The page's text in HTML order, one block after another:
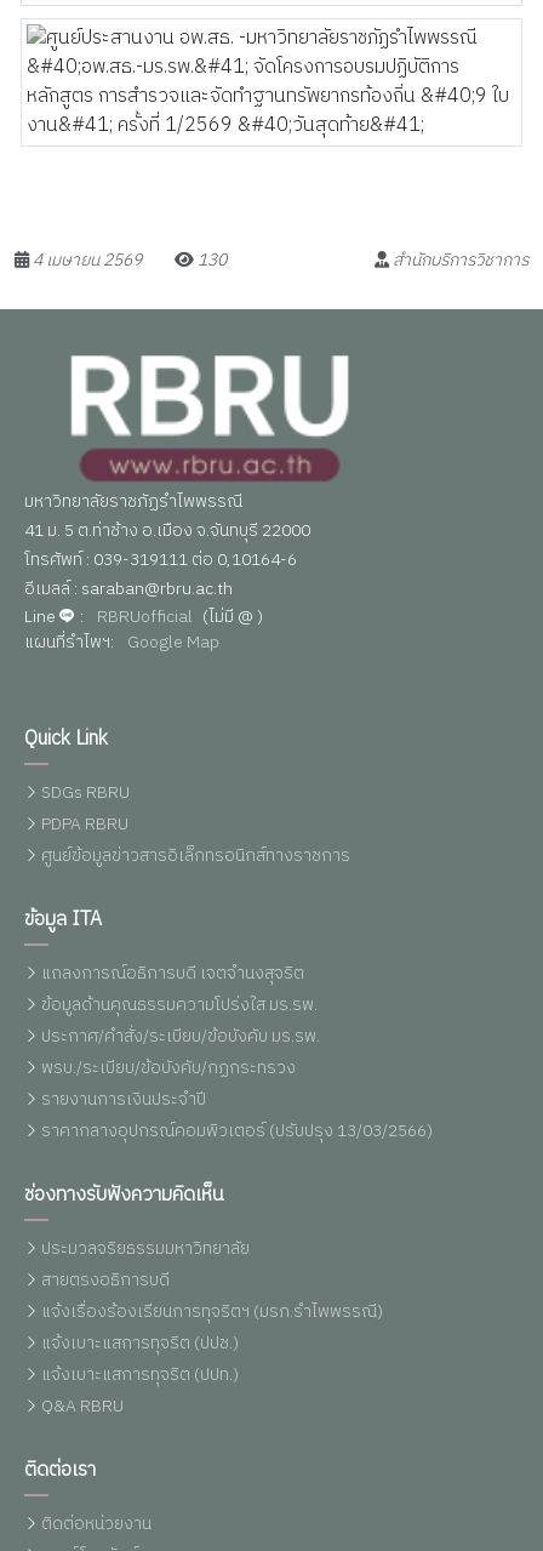
4 เมษายน 2569 130 สำนักบริการวิชาการ
มหาวิทยาลัยราชภัฏรำไพพรรณี
41 ม. 5 ต.ท่าช้าง อ.เมือง จ.จันทบุรี 22000
โทรศัพท์ : 039-319111 ต่อ 0,10164-6
อีเมลล์ : saraban@rbru.ac.th
Line
: RBRUofficial (ไม่มี @ )
แผนที่รำไพฯ: Google Map
Quick Link
SDGs RBRU
PDPA RBRU
ศูนย์ข้อมูลข่าวสารอิเล็กทรอนิกส์ทางราชการ
ข้อมูล ITA
แถลงการณ์อธิการบดี เจตจำนงสุจริต
ข้อมูลด้านคุณธรรมความโปร่งใส มร.รพ.
ประกาศ/คำสั่ง/ระเบียบ/ข้อบังคับ มร.รพ.
พรบ./ระเบียบ/ข้อบังคับ/กฏกระทรวง
รายงานการเงินประจำปี
ราคากลางอุปกรณ์คอมพิวเตอร์ (ปรับปรุง 13/03/2566)
ช่องทางรับฟังความคิดเห็น
ประมวลจริยธรรมมหาวิทยาลัย
สายตรงอธิการบดี
แจ้งเรื่องร้องเรียนการทุจริตฯ (มรภ.รำไพพรรณี)
แจ้งเบาะแสการทุจริต (ปปช.)
แจ้งเบาะแสการทุจริต (ปปท.)
Q&A RBRU
ติดต่อเรา
ติดต่อหน่วยงาน